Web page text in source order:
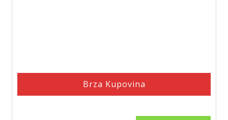
Brza Kupovina